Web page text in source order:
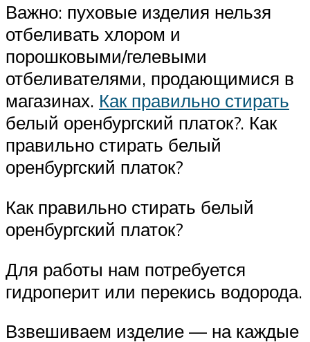
Важно: пуховые изделия нельзя
отбеливать хлором и
порошковыми/гелевыми
отбеливателями, продающимися в
магазинах. Как правильно стирать
белый оренбургский платок?. Как
правильно стирать белый
оренбургский платок?
Как правильно стирать белый
оренбургский платок?
Для работы нам потребуется
гидроперит или перекись водорода.
Взвешиваем изделие — на каждые